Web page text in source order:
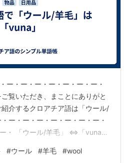
ー・ー・ー・ー・ー・ー・ー・
覧いただき、まことにありがと
介するクロアチア語は「ウール/
ー・ー・ー・ー・ー・ー・ー・
・ 「ウール/羊毛」 ⇔「vuna」
・ー・ー・ 〔例文〕 「これはと
#ウール #羊毛 #wool